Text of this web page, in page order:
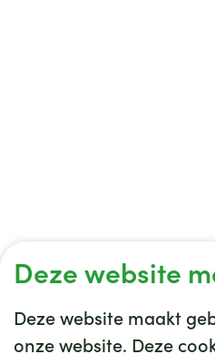
Deze website
Deze website maakt
onze website. Deze